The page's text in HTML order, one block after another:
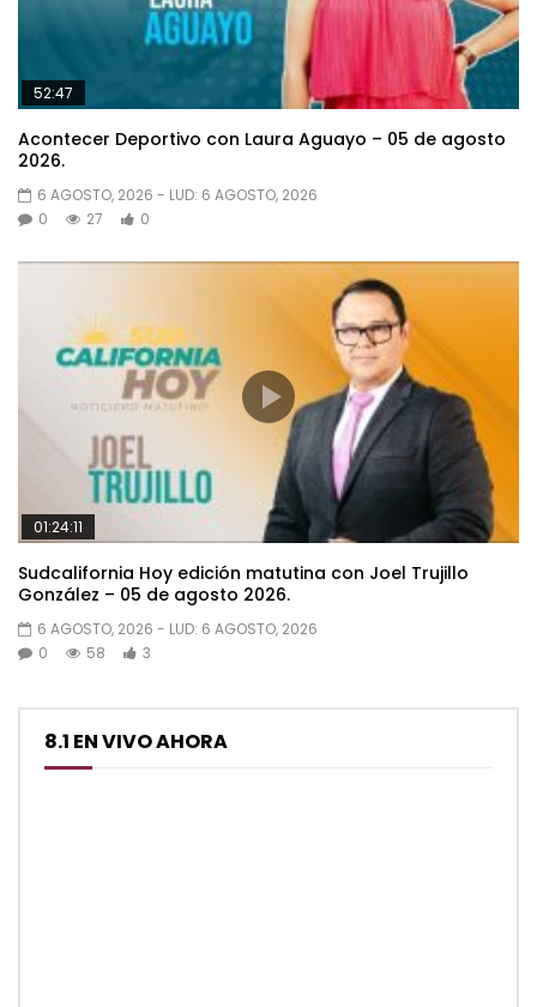
52:47
Acontecer Deportivo con Laura Aguayo – 05 de agosto
2026.
6 AGOSTO, 2026 - LUD: 6 AGOSTO, 2026
0
27 0
01:24:11
Sudcalifornia Hoy edición matutina con Joel Trujillo
González – 05 de agosto 2026.
6 AGOSTO, 2026 - LUD: 6 AGOSTO, 2026
0
58 3
8.1 EN VIVO AHORA